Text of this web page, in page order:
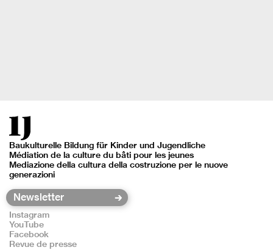
Baukulturelle Bildung für Kinder und Jugendliche
Médiation de la culture du bâti pour les jeunes
Mediazione della cultura della costruzione per le nuove
generazioni
Instagram
YouTube
Facebook
Revue de presse